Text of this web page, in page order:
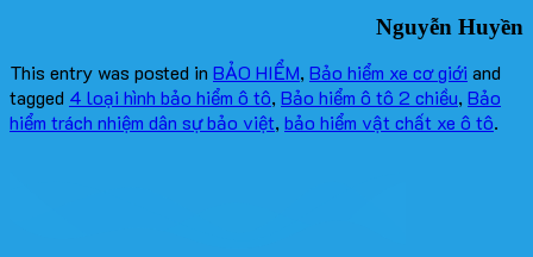
Nguyễn Huyền
This entry was posted in BẢO HIỂM, Bảo hiểm xe cơ giới and
tagged 4 loại hình bảo hiểm ô tô, Bảo hiểm ô tô 2 chiều, Bảo
hiểm trách nhiệm dân sự bảo việt, bảo hiểm vật chất xe ô tô.